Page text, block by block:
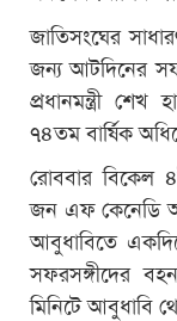
জাতিসংঘের
জন্য আটদিনের
প্রধানমন্ত্রী
৭৪তম বার্ষিক
রোববার বিকেল
জন এফ কেনেডি
আবুধাবিতে
সফরসঙ্গীদের
মিনিটে আবুধাবি